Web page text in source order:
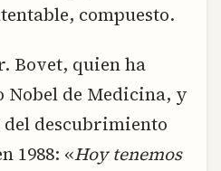
compuesto.
Bovet, quien ha
de Medicina, y
del descubrimiento
1988: «Hoy tenemos